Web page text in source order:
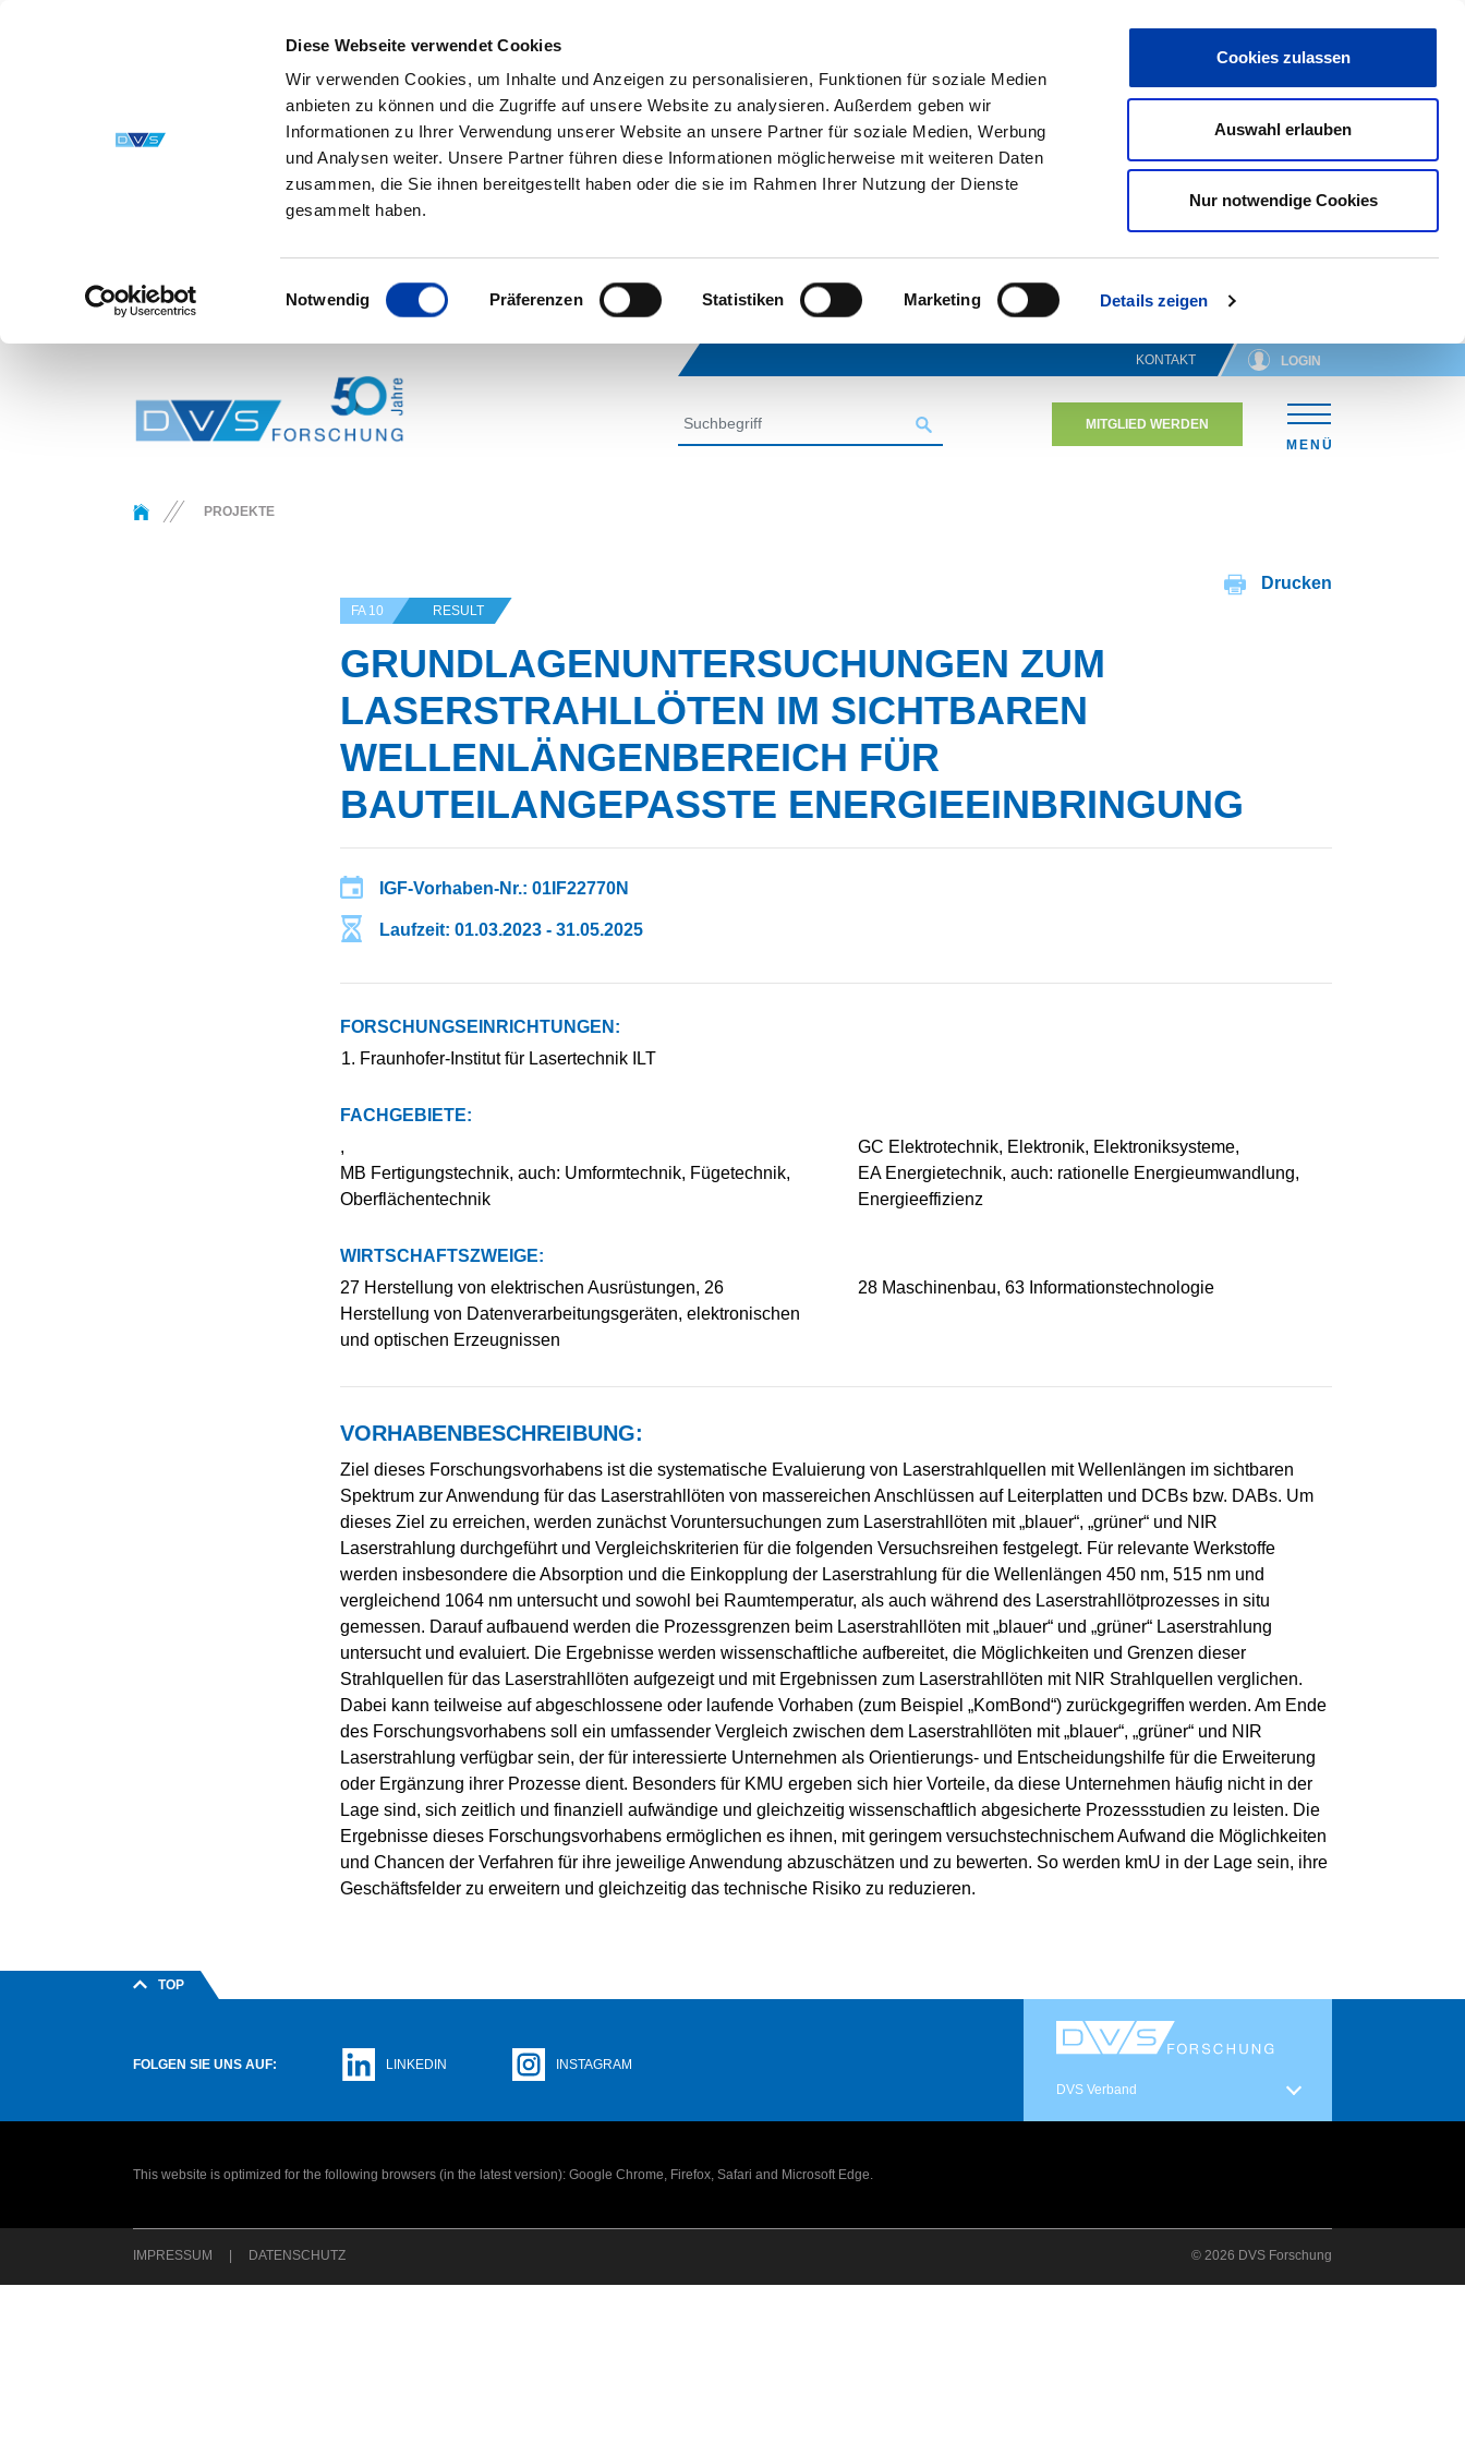
Diese Webseite verwendet Cookies
Wir verwenden Cookies, um Inhalte und Anzeigen zu personalisieren, Funktionen für soziale Medien
anbieten zu können und die Zugriffe auf unsere Website zu analysieren. Außerdem geben wir
Informationen zu Ihrer Verwendung unserer Website an unsere Partner für soziale Medien, Werbung
und Analysen weiter. Unsere Partner führen diese Informationen möglicherweise mit weiteren Daten
zusammen, die Sie ihnen bereitgestellt haben oder die sie im Rahmen Ihrer Nutzung der Dienste
gesammelt haben.
Einwilligungsauswahl
Notwendig Präferenzen Statistiken Marketing Details zeigen
Cookies zulassen
Auswahl erlauben
Nur notwendige Cookies
KONTAKT LOGIN
SUCHEN
MITGLIED WERDEN
MENÜ
You are here:PROJEKTE
Drucken
FA 10 RESULT
GRUNDLAGENUNTERSUCHUNGEN ZUM
LASERSTRAHLLÖTEN IM SICHTBAREN
WELLENLÄNGENBEREICH FÜR
BAUTEILANGEPASSTE ENERGIEEINBRINGUNG
IGF-Vorhaben-Nr.: 01IF22770N
Laufzeit: 01.03.2023 - 31.05.2025
FORSCHUNGSEINRICHTUNGEN:
Fraunhofer-Institut für Lasertechnik ILT
FACHGEBIETE:
,
MB Fertigungstechnik, auch: Umformtechnik, Fügetechnik,
Oberflächentechnik
GC Elektrotechnik, Elektronik, Elektroniksysteme,
EA Energietechnik, auch: rationelle Energieumwandlung,
Energieeffizienz
WIRTSCHAFTSZWEIGE:
27 Herstellung von elektrischen Ausrüstungen, 26
Herstellung von Datenverarbeitungsgeräten, elektronischen
und optischen Erzeugnissen
28 Maschinenbau, 63 Informationstechnologie
VORHABENBESCHREIBUNG:
Ziel dieses Forschungsvorhabens ist die systematische Evaluierung von Laserstrahlquellen mit Wellenlängen im sichtbaren
Spektrum zur Anwendung für das Laserstrahllöten von massereichen Anschlüssen auf Leiterplatten und DCBs bzw. DABs. Um
dieses Ziel zu erreichen, werden zunächst Voruntersuchungen zum Laserstrahllöten mit „blauer“, „grüner“ und NIR
Laserstrahlung durchgeführt und Vergleichskriterien für die folgenden Versuchsreihen festgelegt. Für relevante Werkstoffe
werden insbesondere die Absorption und die Einkopplung der Laserstrahlung für die Wellenlängen 450 nm, 515 nm und
vergleichend 1064 nm untersucht und sowohl bei Raumtemperatur, als auch während des Laserstrahllötprozesses in situ
gemessen. Darauf aufbauend werden die Prozessgrenzen beim Laserstrahllöten mit „blauer“ und „grüner“ Laserstrahlung
untersucht und evaluiert. Die Ergebnisse werden wissenschaftliche aufbereitet, die Möglichkeiten und Grenzen dieser
Strahlquellen für das Laserstrahllöten aufgezeigt und mit Ergebnissen zum Laserstrahllöten mit NIR Strahlquellen verglichen.
Dabei kann teilweise auf abgeschlossene oder laufende Vorhaben (zum Beispiel „KomBond“) zurückgegriffen werden. Am Ende
des Forschungsvorhabens soll ein umfassender Vergleich zwischen dem Laserstrahllöten mit „blauer“, „grüner“ und NIR
Laserstrahlung verfügbar sein, der für interessierte Unternehmen als Orientierungs- und Entscheidungshilfe für die Erweiterung
oder Ergänzung ihrer Prozesse dient. Besonders für KMU ergeben sich hier Vorteile, da diese Unternehmen häufig nicht in der
Lage sind, sich zeitlich und finanziell aufwändige und gleichzeitig wissenschaftlich abgesicherte Prozessstudien zu leisten. Die
Ergebnisse dieses Forschungsvorhabens ermöglichen es ihnen, mit geringem versuchstechnischem Aufwand die Möglichkeiten
und Chancen der Verfahren für ihre jeweilige Anwendung abzuschätzen und zu bewerten. So werden kmU in der Lage sein, ihre
Geschäftsfelder zu erweitern und gleichzeitig das technische Risiko zu reduzieren.
TOP
FOLGEN SIE UNS AUF: LINKEDIN
INSTAGRAM
DVS Verband
This website is optimized for the following browsers (in the latest version): Google Chrome, Firefox, Safari and Microsoft Edge.
IMPRESSUM DATENSCHUTZ © 2026 DVS Forschung